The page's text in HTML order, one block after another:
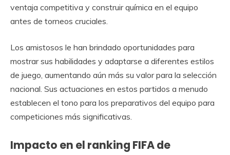
ventaja competitiva y construir química en el equipo
antes de torneos cruciales.
Los amistosos le han brindado oportunidades para
mostrar sus habilidades y adaptarse a diferentes estilos
de juego, aumentando aún más su valor para la selección
nacional. Sus actuaciones en estos partidos a menudo
establecen el tono para los preparativos del equipo para
competiciones más significativas.
Impacto en el ranking FIFA de